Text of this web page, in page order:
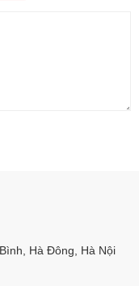
Hà Đông, Hà Nội